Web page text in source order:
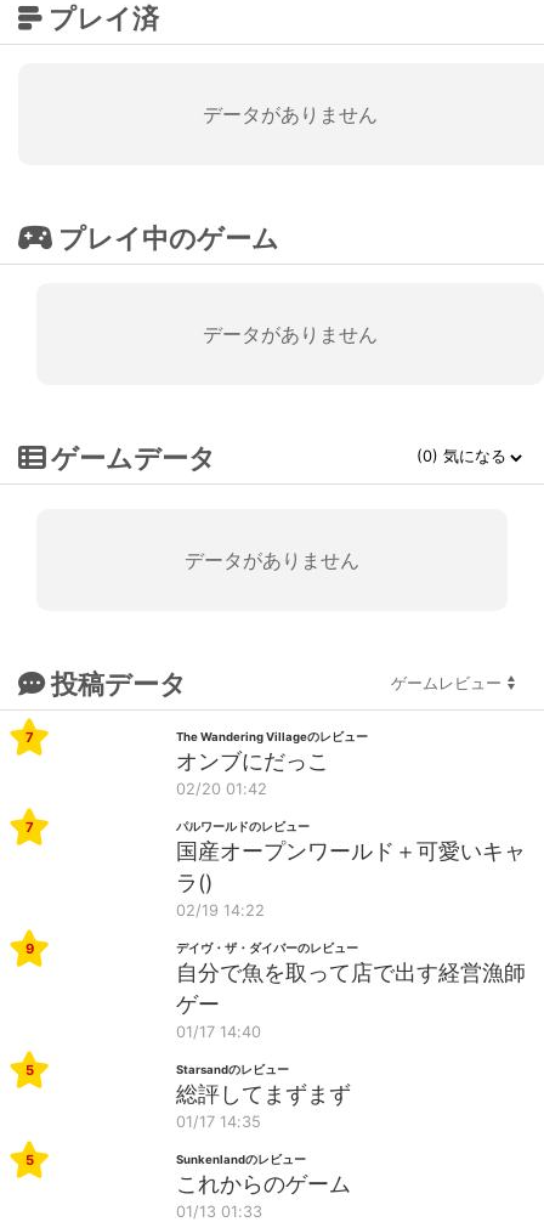
プレイ済
データがありません
プレイ中のゲーム
データがありません
ゲームデータ
データがありません
投稿データ
The Wandering Villageのレビュー
オンブにだっこ
02/20 01:42
7
パルワールドのレビュー
国産オープンワールド＋可愛いキャ
ラ()
02/19 14:22
7
デイヴ・ザ・ダイバーのレビュー
自分で魚を取って店で出す経営漁師
ゲー
01/17 14:40
9
Starsandのレビュー
総評してまずまず
01/17 14:35
5
Sunkenlandのレビュー
これからのゲーム
01/13 01:33
5